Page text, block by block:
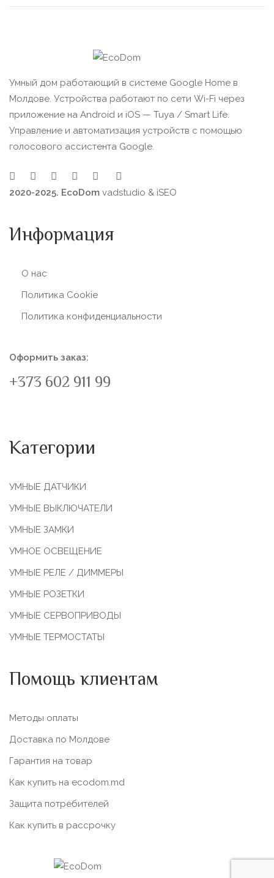
Умный дом работающий в системе Google Home в
Молдове. Устройства работают по сети Wi-Fi через
приложение на Android и iOS — Tuya / Smart Life.
Управление и автоматизация устройств с помощью
голосового ассистента Google.
2020-2025. EcoDom vadstudio & iSEO
Информация
О нас
Политика Сookie
Политика конфиденциальности
Оформить заказ:
+373 602 911 99
Категории
УМНЫЕ ДАТЧИКИ
УМНЫЕ ВЫКЛЮЧАТЕЛИ
УМНЫЕ ЗАМКИ
УМНОЕ ОСВЕЩЕНИЕ
УМНЫЕ РЕЛЕ / ДИММЕРЫ
УМНЫЕ РОЗЕТКИ
УМНЫЕ СЕРВОПРИВОДЫ
УМНЫЕ ТЕРМОСТАТЫ
Помощь клиентам
Методы оплаты
Доставка по Молдове
Гарантия на товар
Как купить на ecodom.md
Защита потребителей
Как купить в рассрочку